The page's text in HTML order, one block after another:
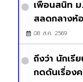
เพื่อนสนิท ม
สลดกลางห้
08 ส.ค. 2569
ถึงว่า นักเรี
กดดันเรื่อง